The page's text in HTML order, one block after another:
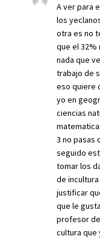
A ver para
los
otra es no
que el 32%
nada que
trabajo de
eso quiere
yo en
ciencias
3 no pasas
seguido
tomar los
de
justificar
que le
profesor
cultura que